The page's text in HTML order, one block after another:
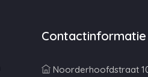
Contactinformatie
Noorderhoofdstraat